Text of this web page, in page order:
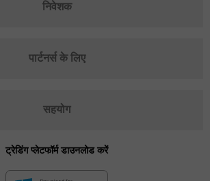
निवेशक
पार्टनर्स के लिए
सहयोग
ट्रेडिंग प्लेटफॉर्म डाउनलोड करें